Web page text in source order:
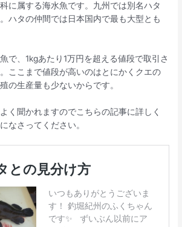
に属する海水魚です。九州では別名ハタ
ハタの仲間では日本国内で最も大型とも
で、1kgあたり1万円を超える値段で取引さ
ここまで値段が高いのはとにかくクエの
の生産量も少ないからです。
く聞かれますのでこちらの記事に詳しく
なさってください。